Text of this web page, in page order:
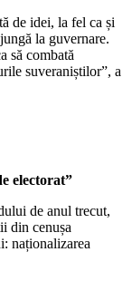
de idei, la fel ca și
la guvernare.
să combată
suveraniștilor”, a
electorat”
de anul trecut,
din cenușa
naționalizarea